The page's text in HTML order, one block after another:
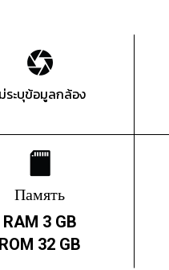
ระบุข้อมูลกล้อง
Память
RAM 3 GB
ROM 32 GB